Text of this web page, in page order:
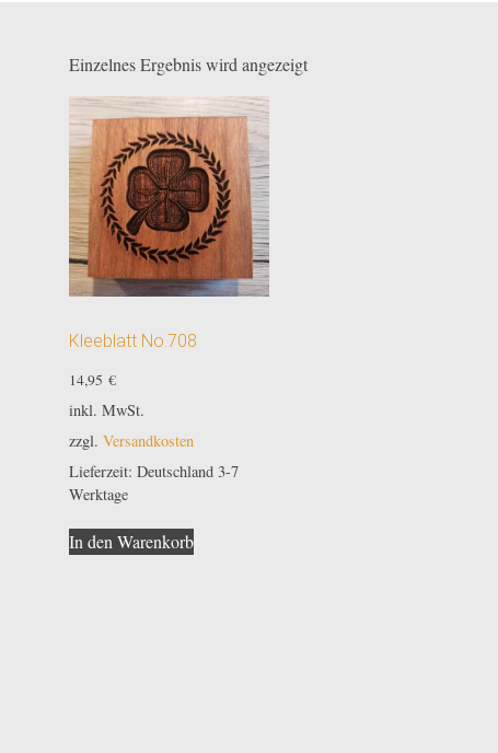
Einzelnes Ergebnis wird angezeigt
Kleeblatt No.708
14,95 €
inkl. MwSt.
zzgl. Versandkosten
Lieferzeit: Deutschland 3-7
Werktage
In den Warenkorb